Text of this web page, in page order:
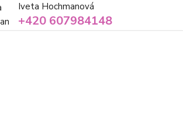
Iveta Hochmanová
+420 607984148